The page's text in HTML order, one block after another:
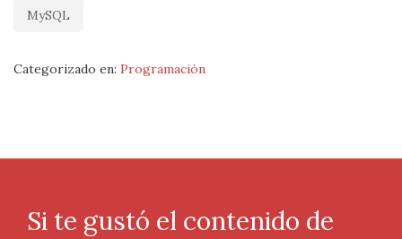
MySQL
Categorizado en: Programación
Si te gustó el contenido de